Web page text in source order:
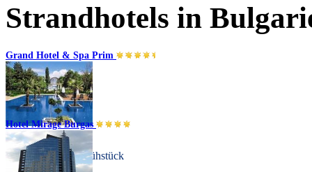
Strandhotels in
Grand Hotel & Spa Prim
Burgas
Übernachtung + Frühstück
Hotel Mirage Burgas